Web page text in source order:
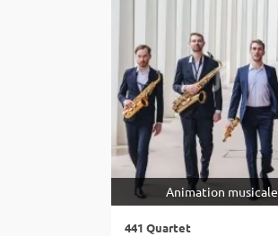
Animation musicale
441 Quartet